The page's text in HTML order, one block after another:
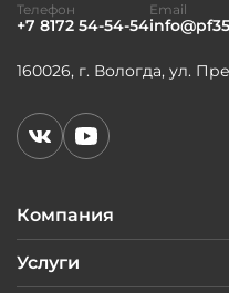
Компания
Услуги
160026, г. Вологда, ул.
Телефон
+7 8172 54-54-54
Email